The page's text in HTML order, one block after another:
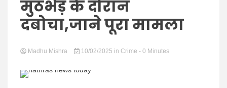
news |
मुठभेड़ के दौरान
दबोचा,जाने पूरा मामला
Madhu Mishra 10/02/2025 in Crime - 0 Minutes